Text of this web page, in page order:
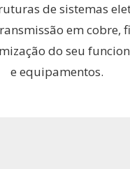
de sistemas
em cobre,
do seu
e equipamentos.